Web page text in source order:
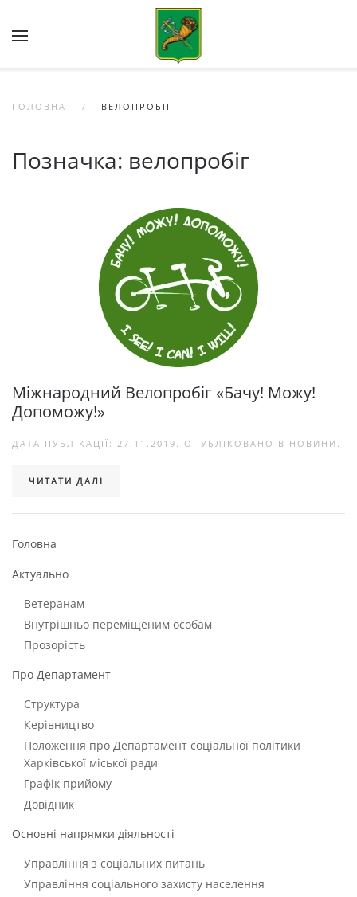
Skip to main content
ГОЛОВНА ВЕЛОПРОБІГ
Позначка: велопробіг
Міжнародний Велопробіг «Бачу! Можу!
Допоможу!»
ДАТА ПУБЛІКАЦІЇ: 27.11.2019 . ОПУБЛІКОВАНО В НОВИНИ .
ЧИТАТИ ДАЛІ
Головна
Актуально
Ветеранам
Внутрішньо переміщеним особам
Прозорість
Про Департамент
Структура
Керівництво
Положення про Департамент соціальної політики
Харківської міської ради
Графік прийому
Довідник
Основні напрямки діяльності
Управління з соціальних питань
Управління соціального захисту населення